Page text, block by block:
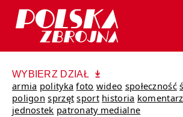
WYBIERZ DZIAŁ
armia polityka foto wideo społeczność
poligon sprzęt sport historia
jednostek patronaty medialne